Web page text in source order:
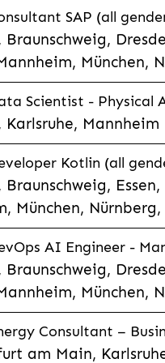
SAP (all
Braunschweig,
München,
Scientist - Physical
Karlsruhe, Mannheim
Kotlin (all
Braunschweig,
München,
AI Engineer -
Braunschweig,
München,
Consultant –
am Main,